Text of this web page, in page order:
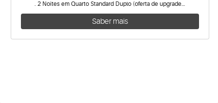
. 2 Noites em Quarto Standard Duplo (oferta de upgrade…
Saber mais